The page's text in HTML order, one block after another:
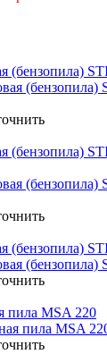
(бензопила)
(бензопила)
(бензопила)
пила MSA 220